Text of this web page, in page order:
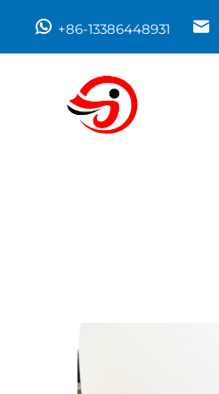
+86-13386448931